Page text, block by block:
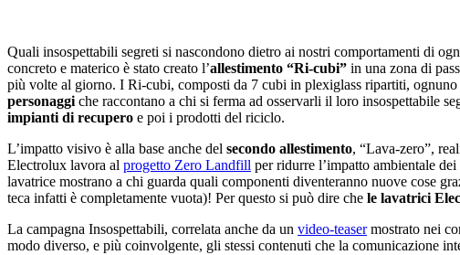
Quali insospettabili segreti si nascondono dietro ai nostri comportamenti di
concreto e materico è stato creato l’allestimento “Ri-cubi” in una zona di
più volte al giorno. I Ri-cubi, composti da 7 cubi in plexiglass ripartiti,
personaggi che raccontano a chi si ferma ad osservarli il loro insospettabile
impianti di recupero e poi i prodotti del riciclo.
L’impatto visivo è alla base anche del secondo allestimento, “Lava-zero”,
Electrolux lavora al progetto Zero Landfill per ridurre l’impatto ambientale
lavatrice mostrano a chi guarda quali componenti diventeranno nuove cose
teca infatti è completamente vuota)! Per questo si può dire che le lavatrici
La campagna Insospettabili, correlata anche da un video-teasermostrato nei
modo diverso, e più coinvolgente, gli stessi contenuti che la comunicazione